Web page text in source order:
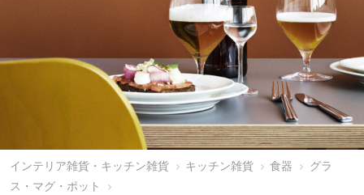
インテリア雑貨・キッチン雑貨 キッチン雑貨 食器
グラ
ス・マグ・ポット